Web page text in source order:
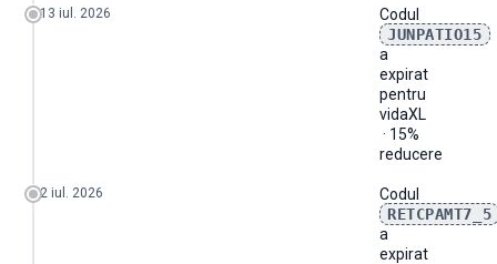
13 iul. 2026
Codul
JUNPATIO15
a
expirat
pentru
vidaXL
· 15%
reducere
2 iul. 2026
Codul
RETCPAMT7_5
a
expirat